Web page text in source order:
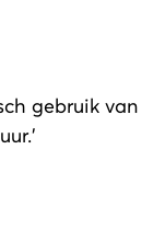
gebruik van